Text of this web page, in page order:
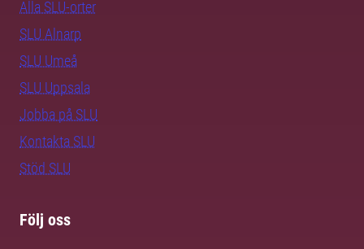
Alla SLU-orter
SLU Alnarp
SLU Umeå
SLU Uppsala
Jobba på SLU
Kontakta SLU
Stöd SLU
Följ oss